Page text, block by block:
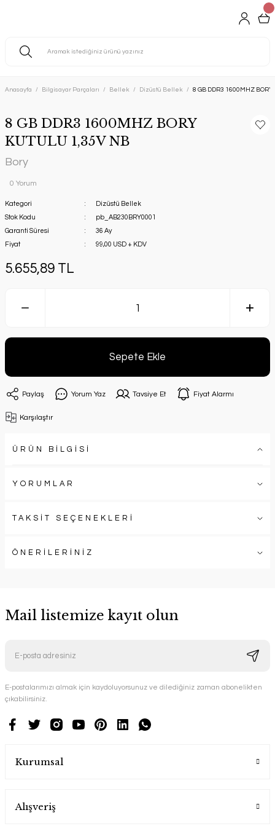
Anasayfa Bilgisayar Parçaları Bellek Dizüstü Bellek 8 GB DDR3 1600MHZ
8 GB DDR3 1600MHZ BORY
KUTULU 1,35V NB
Bory
0 Yorum
Kategori
Dizüstü Bellek
Stok Kodu
pb_AB230BRY0001
Garanti Süresi
36 Ay
Fiyat
99,00 USD + KDV
5.655,89 TL
Sepete Ekle
Paylaş Yorum Yaz Tavsiye Et Fiyat Alarmı
Karşılaştır
ÜRÜN BİLGİSİ
YORUMLAR
TAKSİT SEÇENEKLERİ
ÖNERİLERİNİZ
Mail listemize kayıt olun
E-postalarımızı almak için kaydoluyorsunuz ve dilediğiniz zaman abonelikten
çıkabilirsiniz.
Kurumsal
Alışveriş